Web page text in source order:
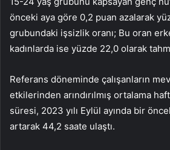
önceki aya göre 0,2 puan azalarak
grubundaki işsizlik oranı; Bu oran
kadınlarda ise yüzde 22,0 olarak
Referans döneminde çalışanların
etkilerinden arındırılmış ortalama
süresi, 2023 yılı Eylül ayında bir
artarak 44,2 saate ulaştı.